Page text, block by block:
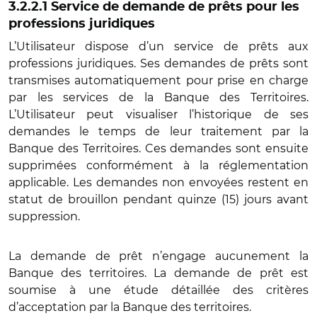
3.2.2.1 Service de demande de prêts pour les
professions juridiques
L’Utilisateur dispose d’un service de prêts aux
professions juridiques. Ses demandes de prêts sont
transmises automatiquement pour prise en charge
par les services de la Banque des Territoires.
L’Utilisateur peut visualiser l’historique de ses
demandes le temps de leur traitement par la
Banque des Territoires. Ces demandes sont ensuite
supprimées conformément à la réglementation
applicable. Les demandes non envoyées restent en
statut de brouillon pendant quinze (15) jours avant
suppression.
La demande de prêt n’engage aucunement la
Banque des territoires. La demande de prêt est
soumise à une étude détaillée des critères
d’acceptation par la Banque des territoires.